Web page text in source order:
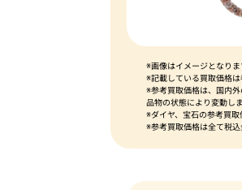
※画像はイメージとなりま
※記載している買取価格
※参考買取価格は、国内
品物の状態により変動しま
※ダイヤ、宝石の参考買取
※参考買取価格は全て税込